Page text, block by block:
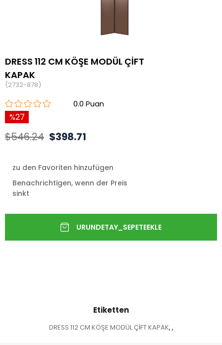
DRESS 112 CM KÖŞE MODÜL ÇİFT
KAPAK
(2732-878)
0.0
27
$546.24 $398.71
zu den Favoriten hinzufügen
Benachrichtigen, wenn der Preis
sinkt
Etiketten
DRESS 112 CM KÖŞE MODÜL ÇİFT KAPAK, ,